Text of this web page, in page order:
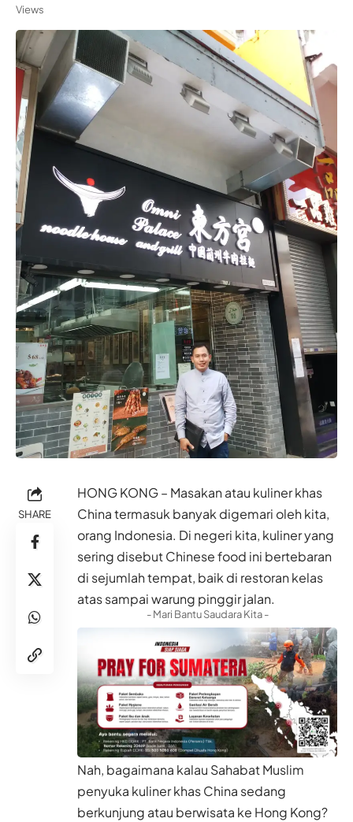
Views
SHARE
HONG KONG – Masakan atau kuliner khas
China termasuk banyak digemari oleh kita,
orang Indonesia. Di negeri kita, kuliner yang
sering disebut Chinese food ini bertebaran
di sejumlah tempat, baik di restoran kelas
atas sampai warung pinggir jalan.
- Mari Bantu Saudara Kita -
Nah, bagaimana kalau Sahabat Muslim
penyuka kuliner khas China sedang
berkunjung atau berwisata ke Hong Kong?